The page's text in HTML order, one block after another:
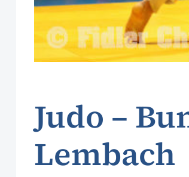
Judo –
Lembach